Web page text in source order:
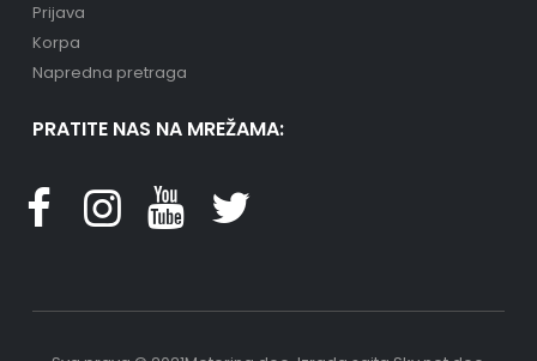
Prijava
Korpa
Napredna pretraga
PRATITE NAS NA MREŽAMA: